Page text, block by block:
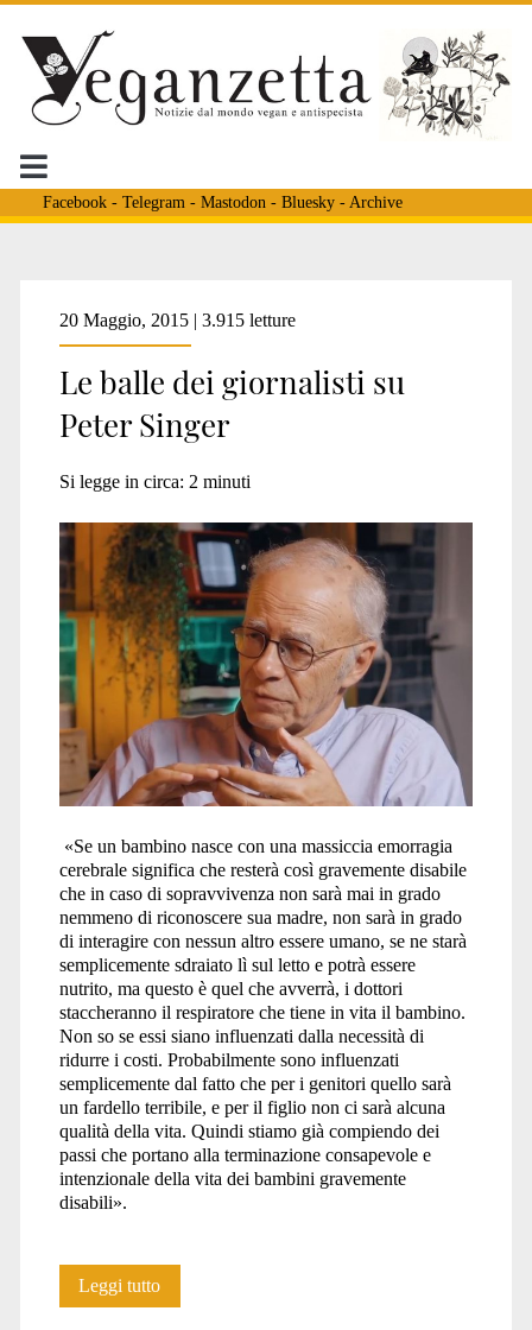
Facebook- Telegram - Mastodon - Bluesky- Archive
Tag:
<span>eugenetica</
20 Maggio, 2015 | 3.915 letture
Le balle dei giornalisti su
Peter Singer
Si legge in circa: 2 minuti
«Se un bambino nasce con una massiccia emorragia
cerebrale significa che resterà così gravemente disabile
che in caso di sopravvivenza non sarà mai in grado
nemmeno di riconoscere sua madre, non sarà in grado
di interagire con nessun altro essere umano, se ne starà
semplicemente sdraiato lì sul letto e potrà essere
nutrito, ma questo è quel che avverrà, i dottori
staccheranno il respiratore che tiene in vita il bambino.
Non so se essi siano influenzati dalla necessità di
ridurre i costi. Probabilmente sono influenzati
semplicemente dal fatto che per i genitori quello sarà
un fardello terribile, e per il figlio non ci sarà alcuna
qualità della vita. Quindi stiamo già compiendo dei
passi che portano alla terminazione consapevole e
intenzionale della vita dei bambini gravemente
disabili».
Leggi tuttoLe